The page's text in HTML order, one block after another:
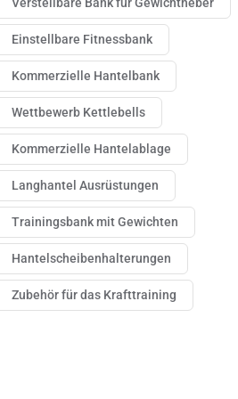
Einstellbare Fitnessbank
Kommerzielle Hantelbank
Wettbewerb Kettlebells
Kommerzielle Hantelablage
Langhantel Ausrüstungen
Trainingsbank mit Gewichten
Hantelscheibenhalterungen
Zubehör für das Krafttraining